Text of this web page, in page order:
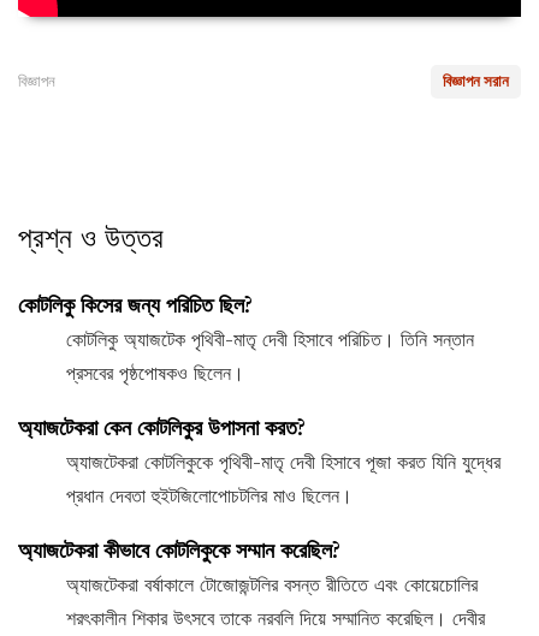
বিজ্ঞাপন সরান
বিজ্ঞাপন
প্রশ্ন ও উত্তর
কোটলিকু কিসের জন্য পরিচিত ছিল?
কোটলিকু অ্যাজটেক পৃথিবী-মাতৃ দেবী হিসাবে পরিচিত। তিনি সন্তান
প্রসবের পৃষ্ঠপোষকও ছিলেন।
অ্যাজটেকরা কেন কোটলিকুর উপাসনা করত?
অ্যাজটেকরা কোটলিকুকে পৃথিবী-মাতৃ দেবী হিসাবে পূজা করত যিনি যুদ্ধের
প্রধান দেবতা হুইটজিলোপোচটলির মাও ছিলেন।
অ্যাজটেকরা কীভাবে কোটলিকুকে সম্মান করেছিল?
অ্যাজটেকরা বর্ষাকালে টোজোজন্টলির বসন্ত রীতিতে এবং কোয়েচোলির
শরৎকালীন শিকার উৎসবে তাকে নরবলি দিয়ে সম্মানিত করেছিল। দেবীর